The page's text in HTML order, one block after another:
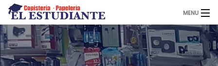
MENU
El Estudiante